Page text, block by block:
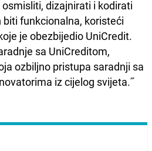
dizajnirati i kodirati
funkcionalna, koristeći
je obezbijedio UniCredit.
sa UniCreditom,
ozbiljno pristupa saradnji sa
iz cijelog svijeta.˝